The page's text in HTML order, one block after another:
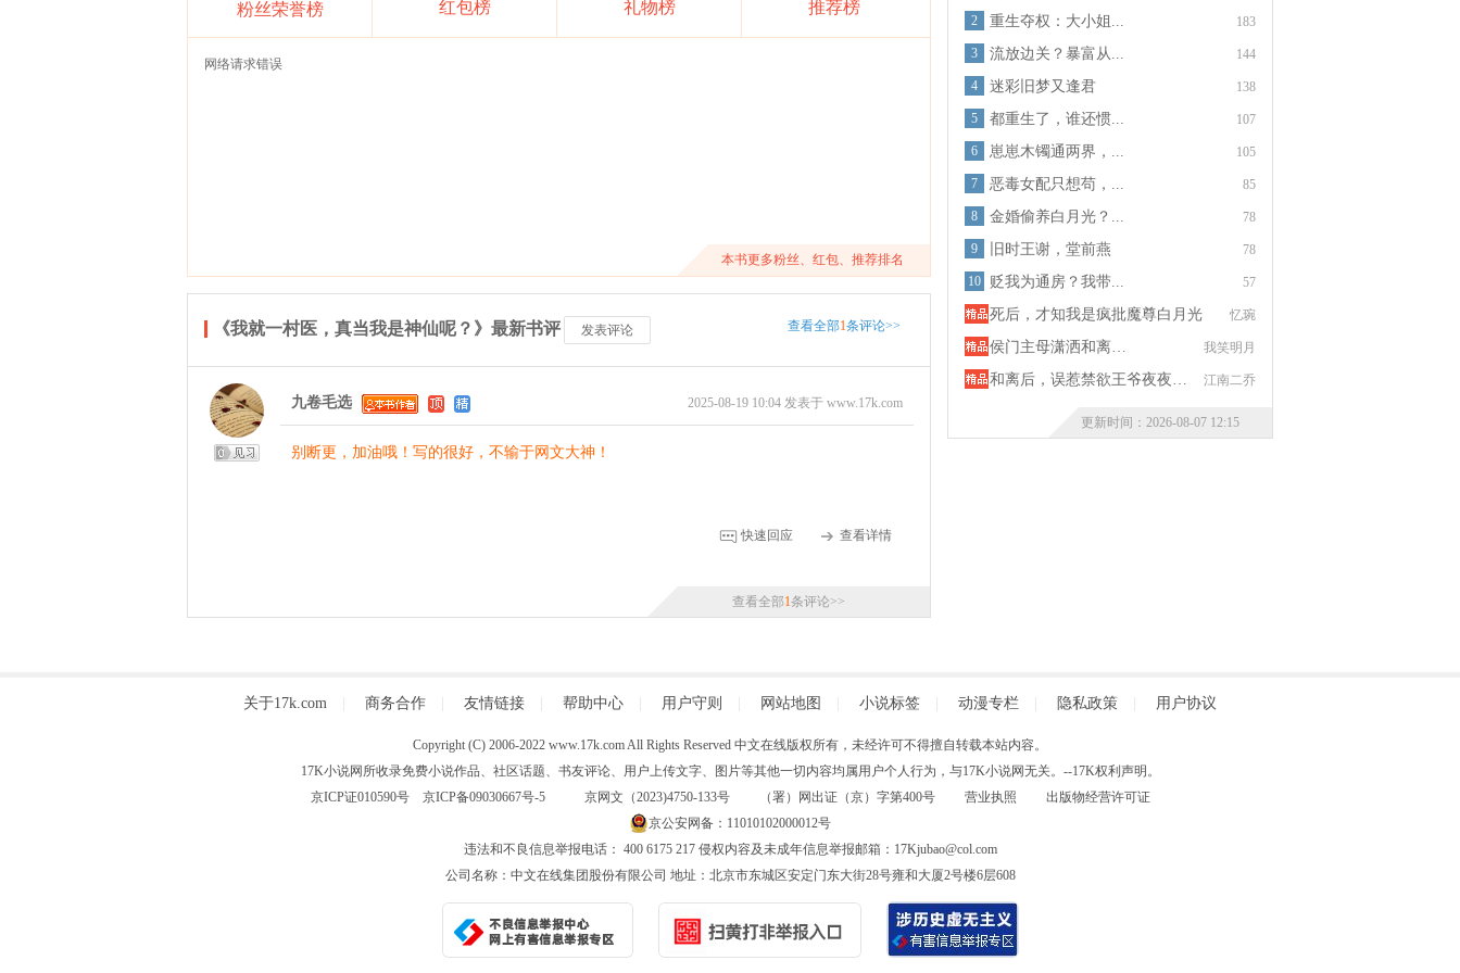
粉丝荣誉榜 红包榜 礼物榜 推荐榜
网络请求错误
本书更多粉丝、红包、推荐排名
查看全部1条评论>>
《我就一村医，真当我是神仙呢？》最新书评 发表评论
2025-08-19 10:04 发表于 www.17k.com
九卷毛选
别断更，加油哦！写的很好，不输于网文大神！
快速回应 查看详情
查看全部1条评论>>
183
2 重生夺权：大小姐...
144
3 流放边关？暴富从...
138
4 迷彩旧梦又逢君
107
5 都重生了，谁还惯...
105
6 崽崽木镯通两界，...
85
7 恶毒女配只想苟，...
78
8 金婚偷养白月光？...
78
9 旧时王谢，堂前燕
57
10 贬我为通房？我带...
忆琬
死后，才知我是疯批魔尊白月光
我笑明月
侯门主母潇洒和离…
江南二乔
和离后，误惹禁欲王爷夜夜…
更新时间：2026-08-07 12:15
关于17k.com 商务合作 友情链接 帮助中心 用户守则 网站地图 小说标签 动漫专栏 隐私政策 用户协议
Copyright (C) 2006-2022 www.17k.com All Rights Reserved 中文在线版权所有，未经许可不得擅自转载本站内容。
17K小说网所收录免费小说作品、社区话题、书友评论、用户上传文字、图片等其他一切内容均属用户个人行为，与17K小说网无关。--17K权利声明。
京ICP证010590号 京ICP备09030667号-5京网文（2023)4750-133号 （署）网出证（京）字第400号 营业执照
出版物经营许可证
京公安网备：11010102000012号
违法和不良信息举报电话： 400 6175 217 侵权内容及未成年信息举报邮箱：17Kjubao@col.com
公司名称：中文在线集团股份有限公司 地址：北京市东城区安定门东大街28号雍和大厦2号楼6层608